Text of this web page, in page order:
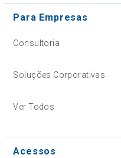
Para Empresas
Consultoria
Soluções Corporativas
Ver Todos
Acessos